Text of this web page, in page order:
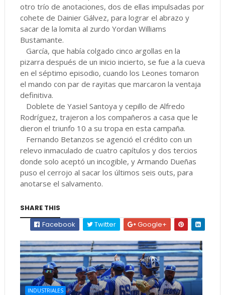
otro trío de anotaciones, dos de ellas impulsadas por
cohete de Dainier Gálvez, para lograr el abrazo y
sacar de la lomita al zurdo Yordan Williams
Bustamante.
García, que había colgado cinco argollas en la
pizarra después de un inicio incierto, se fue a la cueva
en el séptimo episodio, cuando los Leones tomaron
el mando con par de rayitas que marcaron la ventaja
definitiva.
Doblete de Yasiel Santoya y cepillo de Alfredo
Rodríguez, trajeron a los compañeros a casa que le
dieron el triunfo 10 a su tropa en esta campaña.
Fernando Betanzos se agenció el crédito con un
relevo inmaculado de cuatro capítulos y dos tercios
donde solo aceptó un incogible, y Armando Dueñas
puso el cerrojo al sacar los últimos seis outs, para
anotarse el salvamento.
SHARE THIS
Facebook
Twitter Google+
INDUSTRIALES